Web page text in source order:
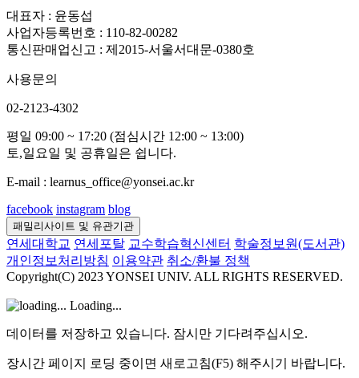
대표자 : 윤동섭
사업자등록번호 : 110-82-00282
통신판매업신고 : 제2015-서울서대문-0380호
사용문의
02-2123-4302
평일 09:00 ~ 17:20 (점심시간 12:00 ~ 13:00)
토,일요일 및 공휴일은 쉽니다.
E-mail : learnus_office@yonsei.ac.kr
facebook instagram blog
패밀리사이트 및 유관기관
연세대학교 연세포탈 교수학습혁신센터 학술정보원(도서관)
개인정보처리방침 이용약관 취소/환불 정책
Copyright(C) 2023 YONSEI UNIV. ALL RIGHTS RESERVED.
Loading...
데이터를 저장하고 있습니다. 잠시만 기다려주십시오.
장시간 페이지 로딩 중이면 새로고침(F5) 해주시기 바랍니다.